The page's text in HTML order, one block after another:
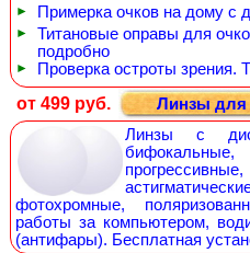
► Примерка очков на дому с
►
Титановые оправы для
подробно
► Проверка остроты зрения.
от 499 руб.
Линзы для
Линзы с
бифокальные,
прогрессивные,
фотохромные,
работы за компьютером,
(антифары). Бесплатная